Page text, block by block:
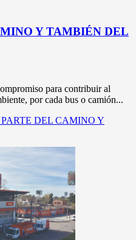
Y TAMBIÉN DEL
para contribuir al
por cada bus o camión...
PARTE DEL CAMINO Y